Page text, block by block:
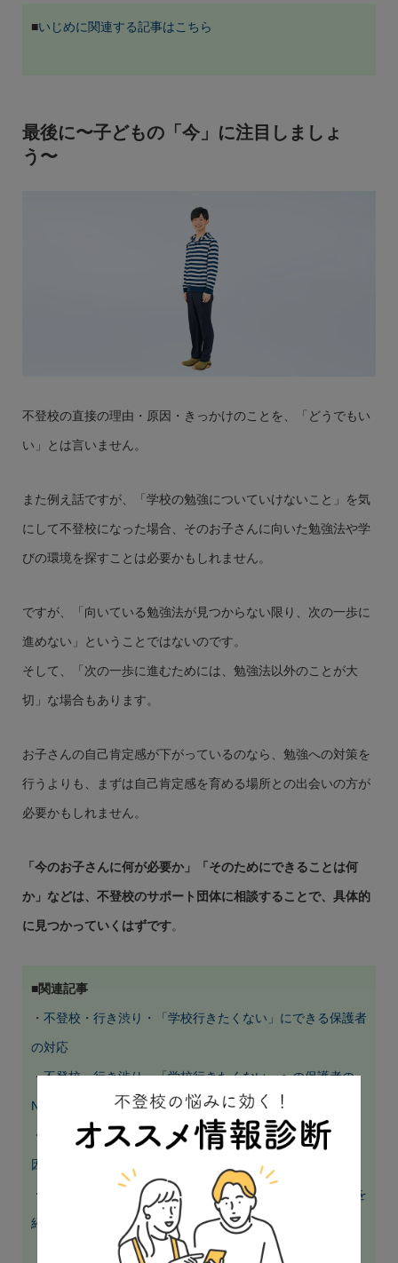
■いじめに関連する記事はこちら
最後に〜子どもの「今」に注目しましょ
う〜
不登校の直接の理由・原因・きっかけのことを、「どうでもい
い」とは言いません。
また例え話ですが、「学校の勉強についていけないこと」を気
にして不登校になった場合、そのお子さんに向いた勉強法や学
びの環境を探すことは必要かもしれません。
ですが、「向いている勉強法が見つからない限り、次の一歩に
進めない」ということではないのです。
そして、「次の一歩に進むためには、勉強法以外のことが大
切」な場合もあります。
お子さんの自己肯定感が下がっているのなら、勉強への対策を
行うよりも、まずは自己肯定感を育める場所との出会いの方が
必要かもしれません。
「今のお子さんに何が必要か」「そのためにできることは何
か」などは、不登校のサポート団体に相談することで、具体的
に見つかっていくはずです。
■関連記事
・ 不登校・行き渋り・「学校行きたくない」にできる保護者
の対応
・不登校・行き渋り・「学校行きたくない」への保護者の
NG対応（してはいけない対応）
・ 文部科学省の調査に見る、小中学生の不登校の主たる要
因：令和4年（2022年）版
・ 不登校のサポート団体・専門家（相談先）の例と探し方を
紹介します！